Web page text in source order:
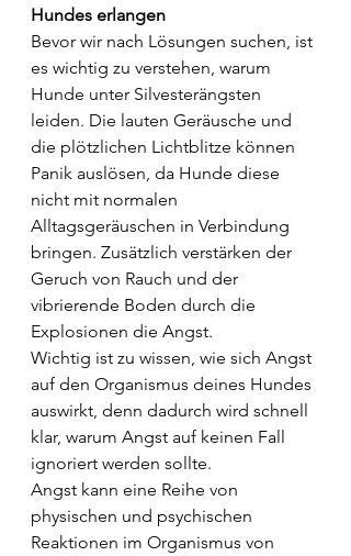
Hundes erlangen
Bevor wir nach Lösungen suchen, ist
es wichtig zu verstehen, warum
Hunde unter Silvesterängsten
leiden. Die lauten Geräusche und
die plötzlichen Lichtblitze können
Panik auslösen, da Hunde diese
nicht mit normalen
Alltagsgeräuschen in Verbindung
bringen. Zusätzlich verstärken der
Geruch von Rauch und der
vibrierende Boden durch die
Explosionen die Angst.
Wichtig ist zu wissen, wie sich Angst
auf den Organismus deines Hundes
auswirkt, denn dadurch wird schnell
klar, warum Angst auf keinen Fall
ignoriert werden sollte.
Angst kann eine Reihe von
physischen und psychischen
Reaktionen im Organismus von